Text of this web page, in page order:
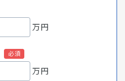
万円
万円